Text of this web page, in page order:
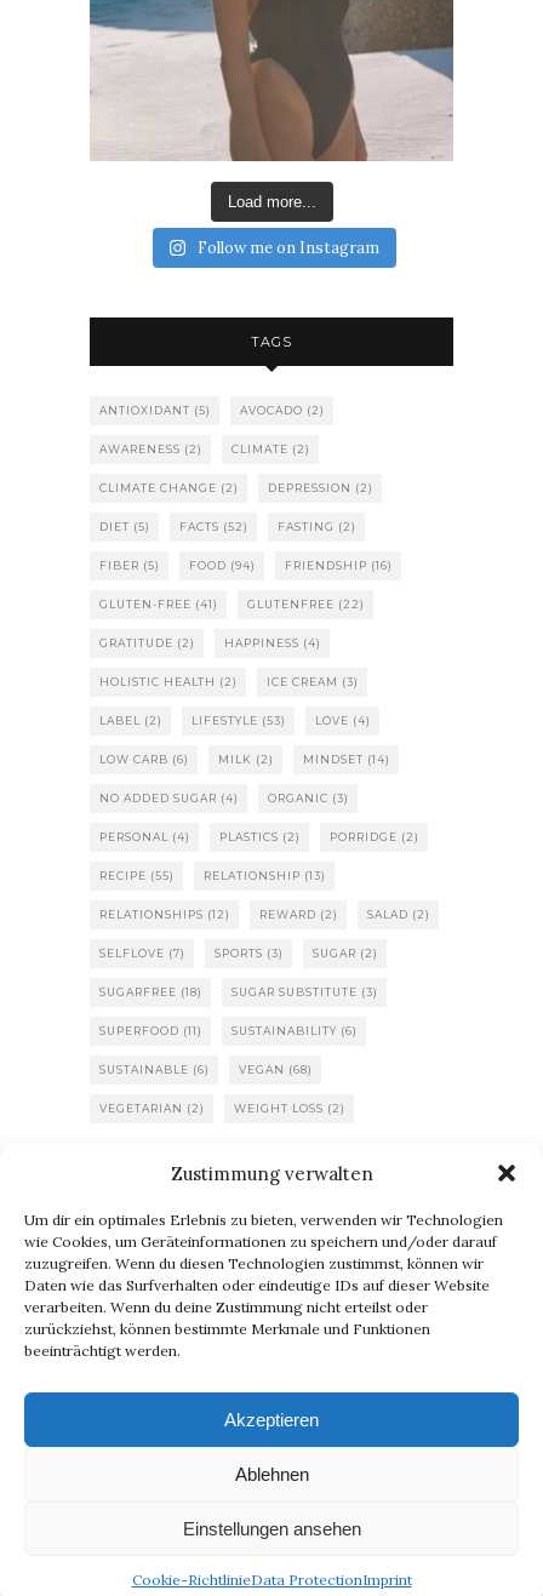
Zustimmung verwalten
Um dir ein optimales Erlebnis zu bieten, verwenden wir Technologien
wie Cookies, um Geräteinformationen zu speichern und/oder darauf
zuzugreifen. Wenn du diesen Technologien zustimmst, können wir
Daten wie das Surfverhalten oder eindeutige IDs auf dieser Website
verarbeiten. Wenn du deine Zustimmung nicht erteilst oder
zurückziehst, können bestimmte Merkmale und Funktionen
beeinträchtigt werden.
Akzeptieren
Ablehnen
Einstellungen ansehen
Cookie-RichtlinieData ProtectionImprint
Load more...
Follow me on Instagram
TAGS
ANTIOXIDANT (5) AVOCADO (2)
AWARENESS (2) CLIMATE (2)
CLIMATE CHANGE (2) DEPRESSION (2)
DIET (5) FACTS (52) FASTING (2)
FIBER (5) FOOD (94) FRIENDSHIP (16)
GLUTEN-FREE (41) GLUTENFREE (22)
GRATITUDE (2) HAPPINESS (4)
HOLISTIC HEALTH (2) ICE CREAM (3)
LABEL (2) LIFESTYLE (53) LOVE (4)
LOW CARB (6) MILK (2) MINDSET (14)
NO ADDED SUGAR (4) ORGANIC (3)
PERSONAL (4) PLASTICS (2) PORRIDGE (2)
RECIPE (55) RELATIONSHIP (13)
RELATIONSHIPS (12) REWARD (2) SALAD (2)
SELFLOVE (7) SPORTS (3) SUGAR (2)
SUGARFREE (18) SUGAR SUBSTITUTE (3)
SUPERFOOD (11) SUSTAINABILITY (6)
SUSTAINABLE (6) VEGAN (68)
VEGETARIAN (2) WEIGHT LOSS (2)
BLOG VIA E-MAIL ABONNIEREN
Du willst keinen Blogpost verpassen? Dann gib Deine E-Mail-
Adresse an, um meinen Blog zu abonnieren und
Benachrichtigungen über neue Beiträge via E-Mail zu erhalten.
E-
Mail-